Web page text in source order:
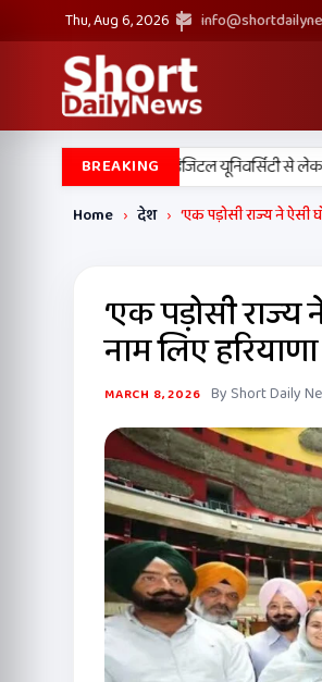
Thu, Aug 6, 2026
BREAKING
कैबिनेट के बड़े फैसले, डिजिटल यूनिवर्सिटी से लेकर
Home › देश › ‘एक पड़ोसी राज्य ने ऐसी
‘एक पड़ोसी राज्य
नाम लिए
MARCH 8, 2026 By Short Daily